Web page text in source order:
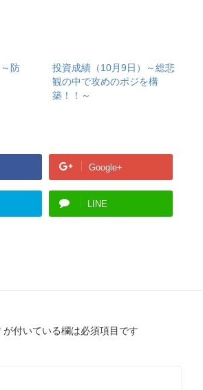
防
投資成績（10月9日）～総悲
観の中で攻めのポジを構
築！！～
Google+
LINE
が付いている欄は必須項目です